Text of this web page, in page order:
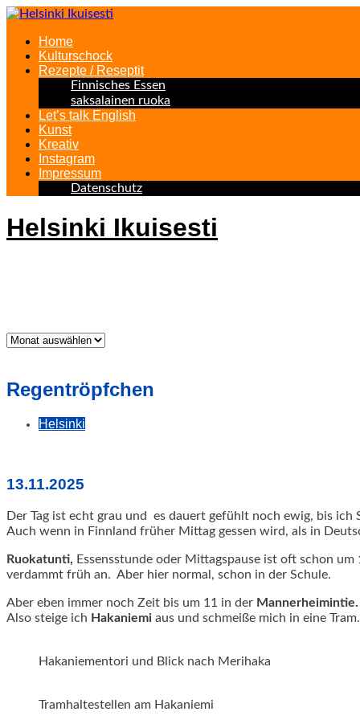
Home
Kulturschock
Rezepte / Reseptit
Finnisches Essen
saksalainen ruoka
Let’s talk English
Kunst
Kreativ
Instagram
Impressum
Datenschutz
Helsinki Ikuisesti
Was
Regentröpfchen
Helsinki
13.11.2025
Der Tag ist echt grau und es dauert gefühlt noch ewig, bis ich
Auch wenn in Finnland früher Mittag gessen wird, als in
Ruokatunti, Essensstunde oder Mittagspause ist oft schon
verdammt früh an. Aber hier normal, schon in der Schule.
Aber eben immer noch Zeit bis um 11 in der Mannerheimintie.
Also steige ich Hakaniemi aus und schmeiße mich in eine
Hakaniementori und Blick nach Merihaka
Tramhaltestellen am Hakaniemi